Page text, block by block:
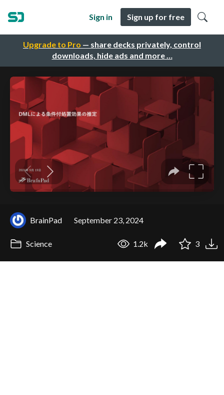
Upgrade to Pro — share decks privately, control
downloads, hide ads and more …
Sign in Sign up for free
BrainPad September 23, 2024
Science 1.2k 3